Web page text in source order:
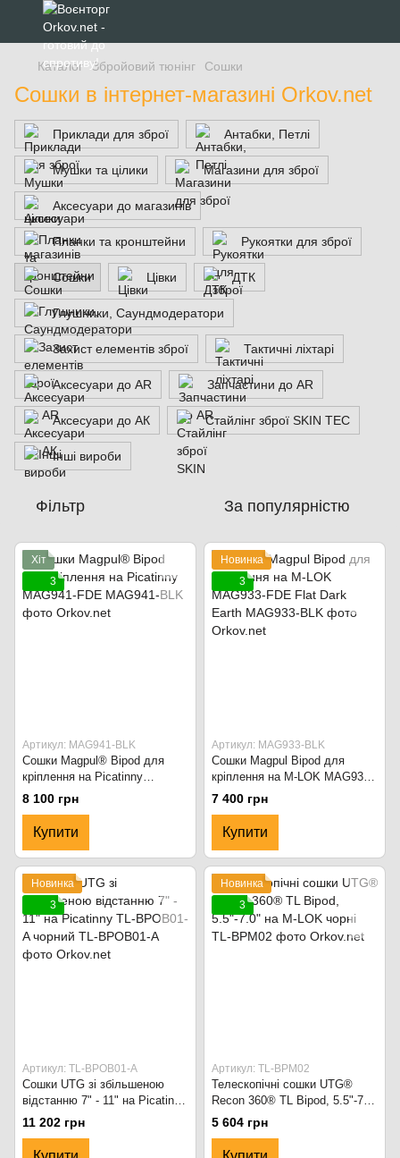
Каталог Збройовий тюнінг Сошки
Сошки в інтернет-магазині Orkov.net
Приклади для зброї Антабки, Петлі
Мушки та цілики Магазини для зброї
Аксесуари до магазинів
Планки та кронштейни Рукоятки для зброї
Сошки Цівки ДТК
Глушники, Саундмодератори
Захист елементів зброї Тактичні ліхтарі
Аксесуари до AR Запчастини до AR
Аксесуари до АК Стайлінг зброї SKIN TEC
Інші вироби
Фільтр За популярністю
Хіт
3
Артикул: MAG941-BLK
Сошки Magpul® Bipod для
кріплення на Picatinny
MAG941-FDE
8 100 грн
Купити
Новинка
3
Артикул: MAG933-BLK
Сошки Magpul Bipod для
кріплення на M-LOK MAG933-
FDE Flat Dark Earth
7 400 грн
Купити
Новинка
3
Артикул: TL-BPOB01-A
Сошки UTG зі збільшеною
відстанню 7" - 11" на Picatinny
TL-BPOB01-A чорний
11 202 грн
Новинка
3
Артикул: TL-BPM02
Телескопічні сошки UTG®
Recon 360® TL Bipod, 5.5"-7.0"
на M-LOK чорні
5 604 грн